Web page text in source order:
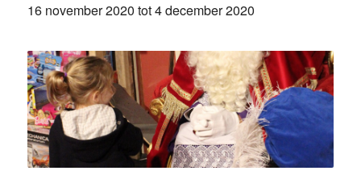
16 november 2020tot4 december 2020